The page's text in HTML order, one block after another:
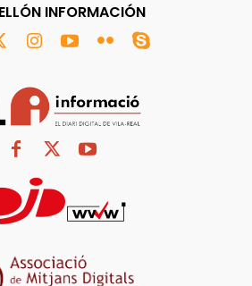
INFORMACIÓN